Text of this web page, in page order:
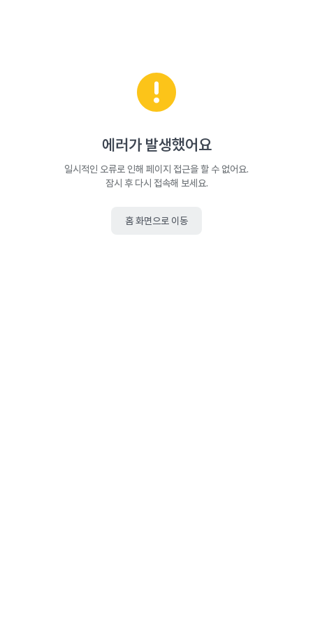
에러가 발생했어요
일시적인 오류로 인해 페이지 접근을 할 수 없어요.
잠시 후 다시 접속해 보세요.
홈 화면으로 이동